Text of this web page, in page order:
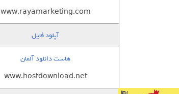
www.rayamarketing.com
آپلود فایل
هاست دانلود آلمان
www.hostdownload.net